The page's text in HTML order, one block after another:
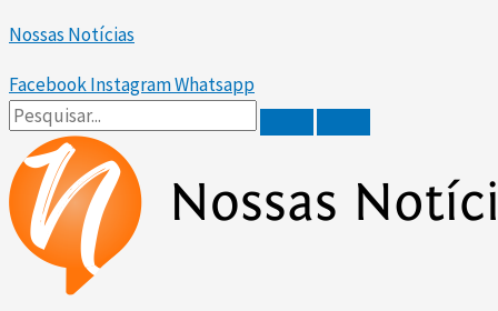
para
o
conteúdo
Nossas Notícias
FacebookInstagramWhatsapp
Up